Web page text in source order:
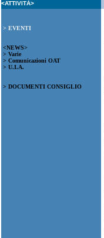
<ATTIVITÀ>
> EVENTI
<NEWS>
> Varie
> Comunicazioni OAT
> U.I.A.
> DOCUMENTI CONSIGLIO